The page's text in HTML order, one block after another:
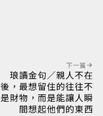
下一篇
琅讀金句／親人不在
後，最想留住的往往不
是財物，而是能讓人瞬
間想起他們的東西